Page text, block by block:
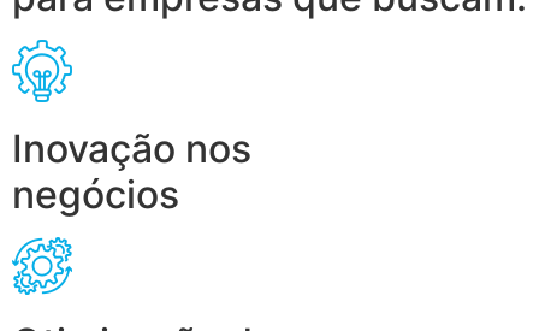
Inovação nos
negócios